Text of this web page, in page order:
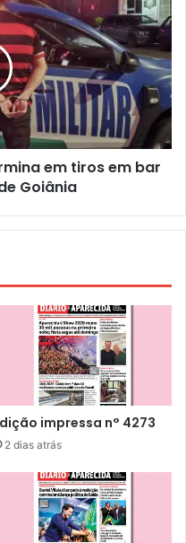
em tiros em bar
Goiânia
impressa n° 4273
2 dias atrás